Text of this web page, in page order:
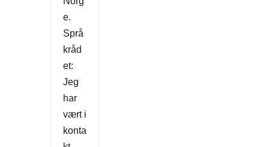
e.
Språ
kråd
et:
Jeg
har
vært i
konta